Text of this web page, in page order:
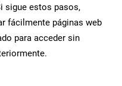
sigue estos pasos,
fácilmente páginas web
para acceder sin